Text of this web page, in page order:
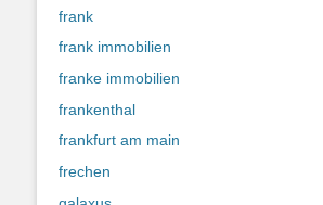
frank
frank immobilien
franke immobilien
frankenthal
frankfurt am main
frechen